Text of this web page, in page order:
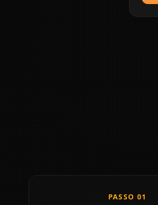
PASSO 01